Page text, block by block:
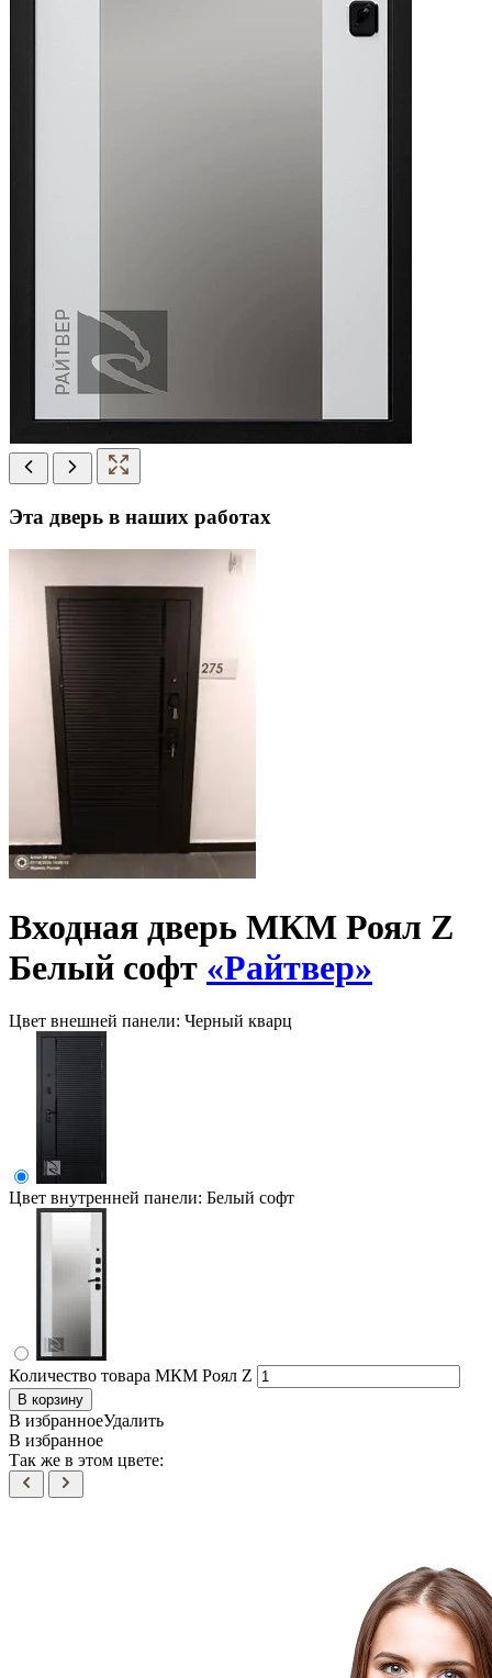
Эта дверь в наших работах
Входная дверь МКМ Роял Z
Белый софт «Райтвер»
Цвет внешней панели: Черный кварц
Цвет внутренней панели: Белый софт
Количество товара МКМ Роял Z
В корзину
В избранноеУдалить
В избранное
Так же в этом цвете: